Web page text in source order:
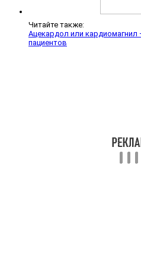
Читайте также:
Ацекардол или кардиомагнил
пациентов